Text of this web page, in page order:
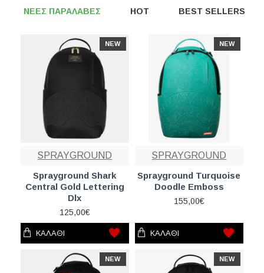
ΝΕΕΣ ΠΑΡΑΛΑΒΕΣ HOT BEST SELLERS
NEW
SPRAYGROUND
Sprayground Shark
Central Gold Lettering
Dlx
125,00€
ΚΑΛΆΘΙ
NEW
SPRAYGROUND
Sprayground Turquoise
Doodle Emboss
155,00€
ΚΑΛΆΘΙ
NEW NEW